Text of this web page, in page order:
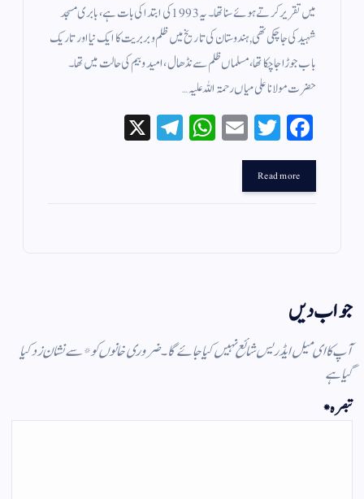
میں تقریر کرتے ہوئے سنا تھا۔ یہ 1993 کی ابتدا کی بات ہے، بابری مسجد
شہید کی جا چکی تھی, ہندوستان کی تاریخ میں ظلم و بربریت کا ایک نیا اور تاریک
باب جوڑا جا چکا تھا، مسلماں ظلم سے نڈھال، امید و بیم کی حالت میں تھا۔
حضرت مولانا علی میاں رحمۃ اللہ علیہ…
Fa
ce
bo
ok
T
wi
r
E
m
W
ha
Te
le
Read more
جواب دیں
آپ کا ای میل ایڈریس شائع نہیں کیا جائے گا۔ضروری خانوں کو*سے نشان زد کیا
گیا ہے
تبصرہ*